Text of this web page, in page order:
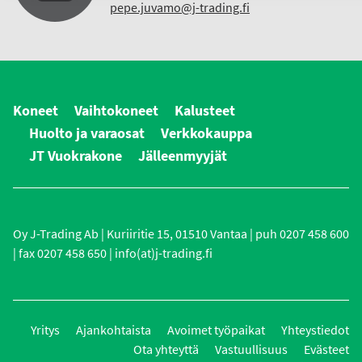
pepe.juvamo@j-trading.fi
Koneet Vaihtokoneet
Kalusteet
Huolto ja varaosat
Verkkokauppa
JT Vuokrakone
Jälleenmyyjät
Oy J-Trading Ab | Kuriiritie 15, 01510 Vantaa | puh 0207 458 600
| fax 0207 458 650 | info(at)j-trading.fi
Yritys Ajankohtaista Avoimet työpaikat
Yhteystiedot
Ota yhteyttä
Vastuullisuus
Evästeet